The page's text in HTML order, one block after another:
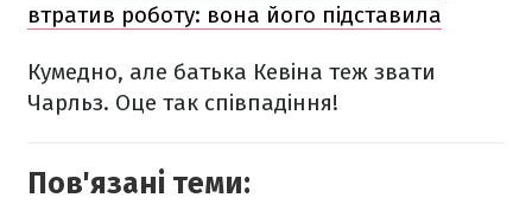
втратив роботу: вона його підставила
Кумедно, але батька Кевіна теж звати
Чарльз. Оце так співпадіння!
Пов'язані теми: